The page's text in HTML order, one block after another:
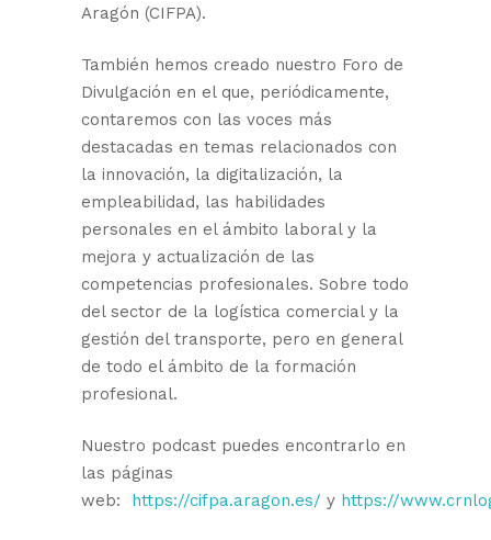
Aragón (CIFPA).
También hemos creado nuestro Foro de
Divulgación en el que, periódicamente,
contaremos con las voces más
destacadas en temas relacionados con
la innovación, la digitalización, la
empleabilidad, las habilidades
personales en el ámbito laboral y la
mejora y actualización de las
competencias profesionales. Sobre todo
del sector de la logística comercial y la
gestión del transporte, pero en general
de todo el ámbito de la formación
profesional.
Nuestro podcast puedes encontrarlo en
las páginas
web: https://cifpa.aragon.es/ y https://